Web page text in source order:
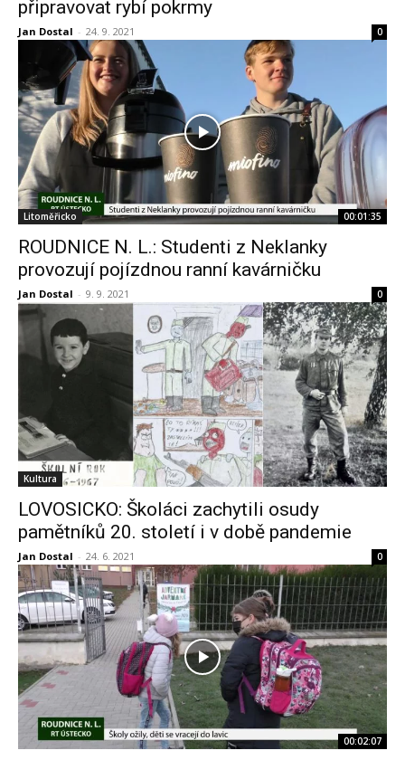
připravovat rybí pokrmy
Jan Dostal - 24. 9. 2021 0
Litoměřicko 00:01:35
ROUDNICE N. L.: Studenti z Neklanky
provozují pojízdnou ranní kavárničku
Jan Dostal - 9. 9. 2021 0
Kultura
LOVOSICKO: Školáci zachytili osudy
pamětníků 20. století i v době pandemie
Jan Dostal - 24. 6. 2021 0
00:02:07